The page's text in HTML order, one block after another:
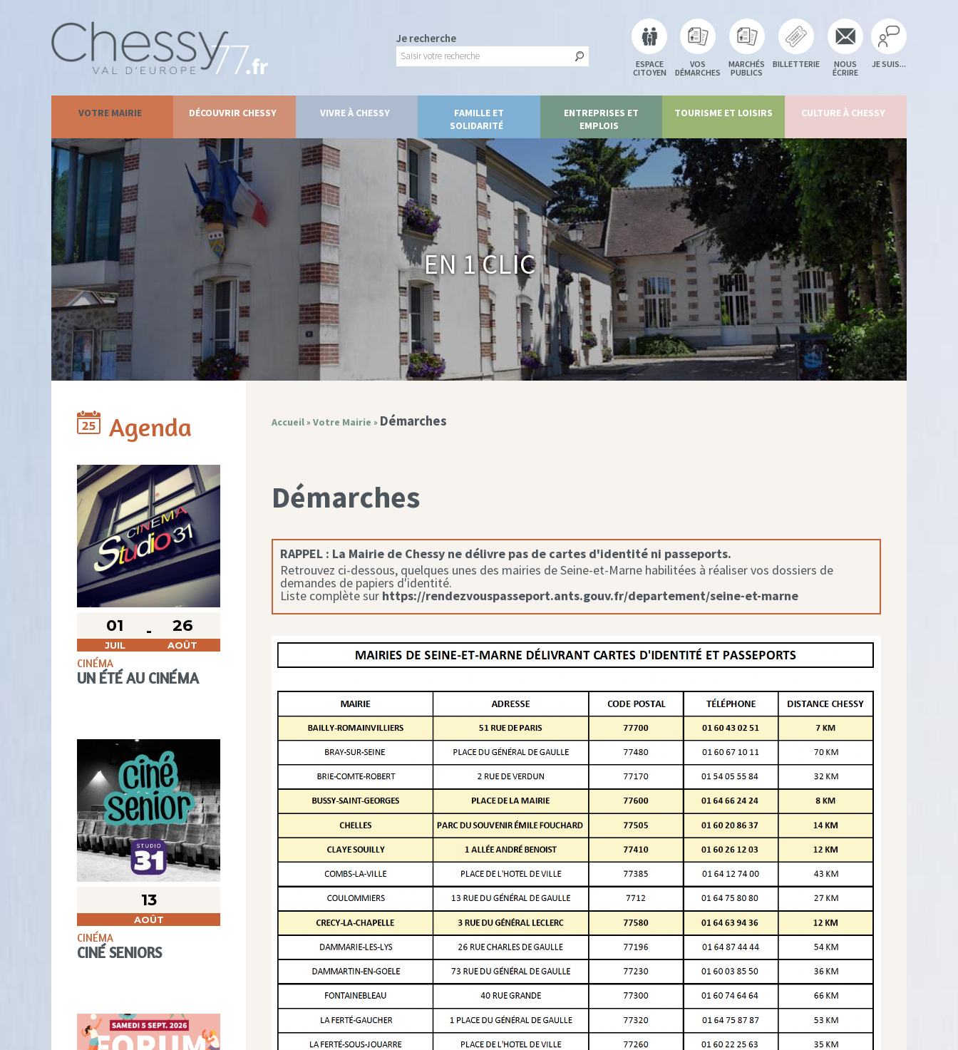
Je recherche
ESPACE
CITOYEN
VOS
DÉMARCHES
MARCHÉS
PUBLICS
BILLETTERIE
NOUS
ÉCRIRE
JE SUIS...
VOTRE MAIRIE DÉCOUVRIR CHESSY VIVRE À CHESSY
FAMILLE ET
SOLIDARITÉ
ENTREPRISES ET
EMPLOIS
TOURISME ET LOISIRS CULTURE À CHESSY
En 1 clic
Agenda
01
JUIL
26
AOÛT
CINÉMA
UN ÉTÉ AU CINÉMA
13
AOÛT
CINÉMA
CINÉ SENIORS
Accueil» Votre Mairie » Démarches
Démarches
RAPPEL : La Mairie de Chessy ne délivre pas de cartes d'identité ni passeports.
Retrouvez ci-dessous, quelques unes des mairies de Seine-et-Marne habilitées à réaliser vos dossiers de
demandes de papiers d'identité.
Liste complète sur https://rendezvouspasseport.ants.gouv.fr/departement/seine-et-marne